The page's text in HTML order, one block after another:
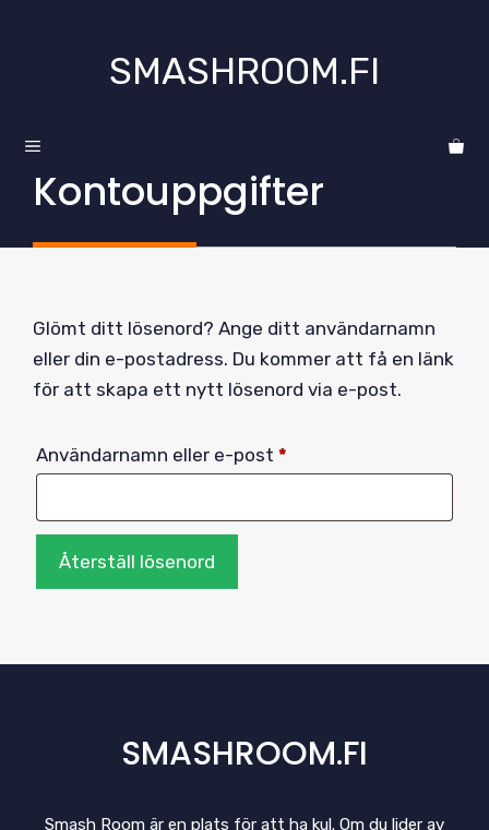
SMASHROOM.FI
MENY
Kontouppgifter
Glömt ditt lösenord? Ange ditt användarnamn
eller din e-postadress. Du kommer att få en länk
för att skapa ett nytt lösenord via e-post.
Användarnamn eller e-post *
Återställ lösenord
SMASHROOM.FI
Smash Room är en plats för att ha kul. Om du lider av